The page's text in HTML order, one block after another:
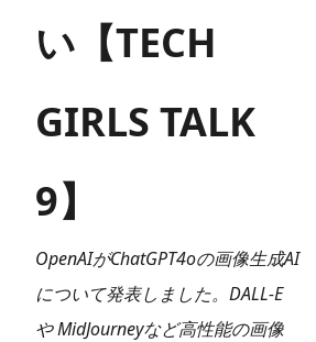
い【TECH
GIRLS TALK
9】
OpenAIがChatGPT4oの画像生成AI
について発表しました。DALL-E
や MidJourneyなど高性能の画像